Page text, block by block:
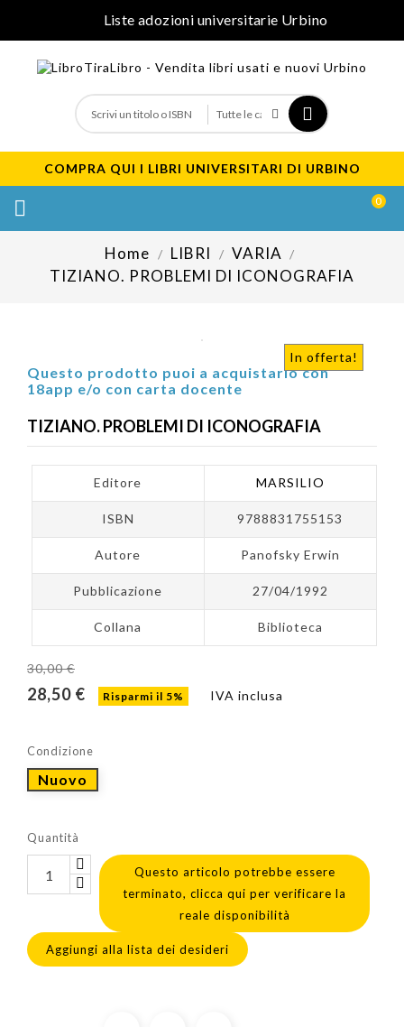
Liste adozioni universitarie Urbino
COMPRA QUI I LIBRI UNIVERSITARI DI URBINO
 0
Home LIBRI
VARIA
TIZIANO. PROBLEMI DI ICONOGRAFIA
In offerta!
Questo prodotto puoi a acquistarlo con
18app e/o con carta docente
TIZIANO. PROBLEMI DI ICONOGRAFIA
Editore MARSILIO
ISBN 9788831755153
Autore Panofsky Erwin
Pubblicazione 27/04/1992
Collana Biblioteca
30,00 €
28,50 € Risparmi il 5% IVA inclusa
Condizione
Nuovo
Quantità
Questo articolo potrebbe essere
terminato, clicca qui per verificare la
reale disponibilità
Aggiungi alla lista dei desideri